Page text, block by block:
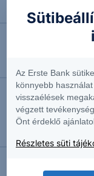
gyakornok
2026.07.07. 12:13
Erős rajt előtt
Az Erste Bank
könnyebb
visszaélések
végzett
Önt érdeklő
Részletes süti